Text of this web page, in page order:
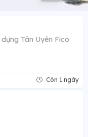
Tân Uyên Fico
Còn 1 ngày